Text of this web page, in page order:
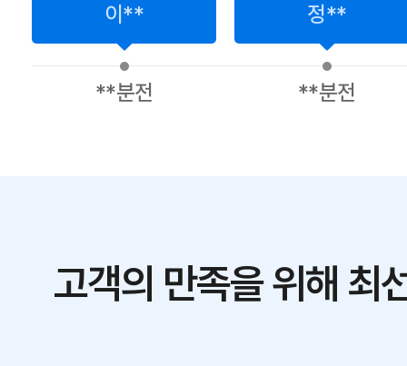
이**
**분전
정**
**분전
고객의 만족을 위해 최